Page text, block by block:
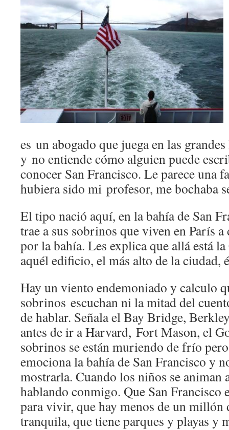
es un abogado que juega en las
y no entiende cómo alguien puede
conocer San Francisco. Le parece una
hubiera sido mi profesor, me bochaba
El tipo nació aquí, en la bahía de San
trae a sus sobrinos que viven en París
por la bahía. Les explica que allá está
aquél edificio, el más alto de la ciudad,
Hay un viento endemoniado y calculo
sobrinos escuchan ni la mitad del
de hablar. Señala el Bay Bridge,
antes de ir a Harvard, Fort Mason, el
sobrinos se están muriendo de frío
emociona la bahía de San Francisco y
mostrarla. Cuando los niños se animan
hablando conmigo. Que San Francisco
para vivir, que hay menos de un millón
tranquila, que tiene parques y playas y